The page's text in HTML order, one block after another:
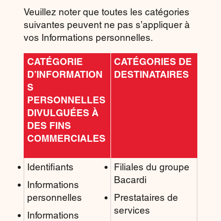
Veuillez noter que toutes les catégories
suivantes peuvent ne pas s’appliquer à
vos Informations personnelles.
CATÉGORIE
D’INFORMATION
S
PERSONNELLES
DIVULGUÉES À
DES FINS
COMMERCIALES
CATÉGORIES DE
DESTINATAIRES
Identifiants
Informations
personnelles
Informations
Filiales du groupe
Bacardi
Prestataires de
services